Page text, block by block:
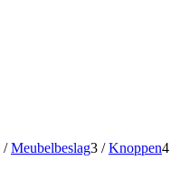
/ Meubelbeslag3 / Knoppen4